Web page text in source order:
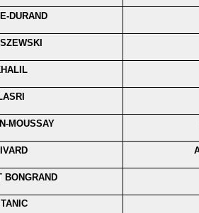
DURAND
MOUSSAY
BONGRAND